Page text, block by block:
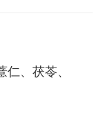
、茯苓、